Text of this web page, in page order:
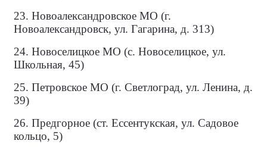
23. Новоалександровское МО (г.
Новоалександровск, ул. Гагарина, д. 313)
24. Новоселицкое МО (с. Новоселицкое, ул.
Школьная, 45)
25. Петровское МО (г. Светлоград, ул. Ленина, д.
39)
26. Предгорное (ст. Ессентукская, ул. Садовое
кольцо, 5)